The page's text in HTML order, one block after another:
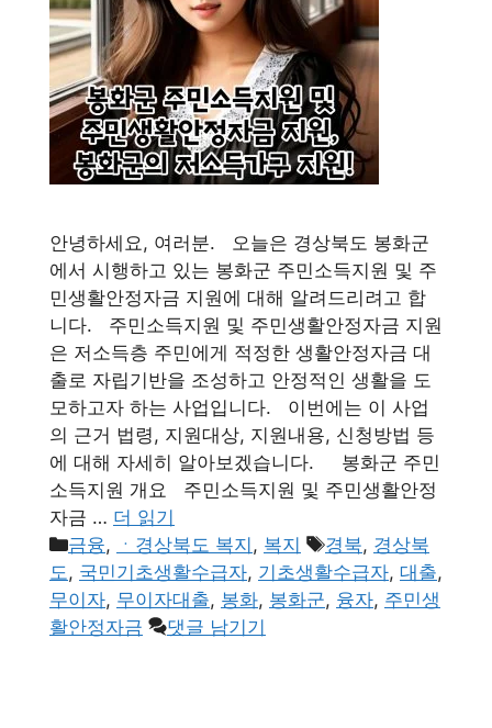
안녕하세요, 여러분. 오늘은 경상북도 봉화군
에서 시행하고 있는 봉화군 주민소득지원 및 주
민생활안정자금 지원에 대해 알려드리려고 합
니다. 주민소득지원 및 주민생활안정자금 지원
은 저소득층 주민에게 적정한 생활안정자금 대
출로 자립기반을 조성하고 안정적인 생활을 도
모하고자 하는 사업입니다. 이번에는 이 사업
의 근거 법령, 지원대상, 지원내용, 신청방법 등
에 대해 자세히 알아보겠습니다. 봉화군 주민
소득지원 개요 주민소득지원 및 주민생활안정
자금 … 더 읽기
카
테
고
리
금융, ㆍ경상북도 복지 , 복지
태
그
경북, 경상북
도, 국민기초생활수급자, 기초생활수급자, 대출,
무이자, 무이자대출, 봉화, 봉화군, 융자, 주민생
활안정자금
댓글 남기기